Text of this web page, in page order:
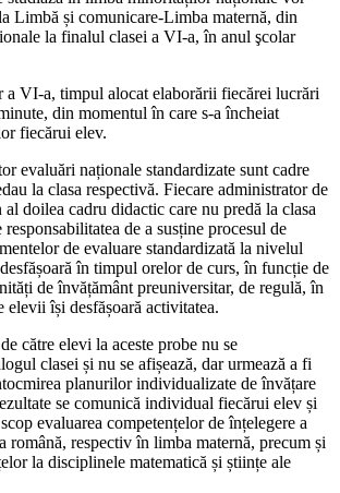
Limbă și comunicare-Limba maternă, din
la finalul clasei a VI-a, în anul şcolar
a VI-a, timpul alocat elaborării fiecărei lucrări
din momentul în care s-a încheiat
fiecărui elev.
evaluări naționale standardizate sunt cadre
la clasa respectivă. Fiecare administrator de
al doilea cadru didactic care nu predă la clasa
responsabilitatea de a susține procesul de
de evaluare standardizată la nivelul
în timpul orelor de curs, în funcție de
de învățământ preuniversitar, de regulă, în
elevii își desfășoară activitatea.
către elevi la aceste probe nu se
clasei și nu se afișează, dar urmează a fi
planurilor individualizate de învățare
se comunică individual fiecărui elev și
evaluarea competențelor de înțelegere a
română, respectiv în limba maternă, precum și
la disciplinele matematică și științe ale